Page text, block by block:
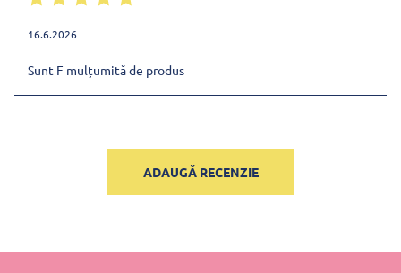
16.6.2026
Sunt F mulțumită de produs
ADAUGĂ RECENZIE